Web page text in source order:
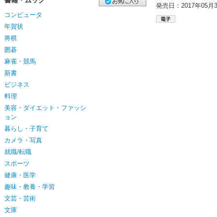
発売日：2017年05月
コンピュータ
年賀状
将棋
囲碁
麻雀・競馬
新書
ビジネス
料理
美容・ダイエット・ファッシ
ョン
暮らし・子育て
カメラ・写真
就職/転職
スポーツ
健康・医学
趣味・教養・学習
文芸・芸術
文庫